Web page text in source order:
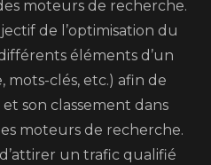
moteurs de recherche.
de l’optimisation du
éléments d’un
clés, etc.) afin de
son classement dans
moteurs de recherche.
un trafic qualifié